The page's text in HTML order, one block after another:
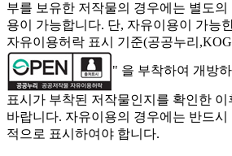
부를 보유한 저작물의 경우에는 별도의
용이 가능합니다. 단, 자유이용이 가능
자유이용허락 표시 기준(공공누리
" 을 부착하여 개방
표시가 부착된 저작물인지를 확인한 이
바랍니다. 자유이용의 경우에는 반드시
적으로 표시하여야 합니다.